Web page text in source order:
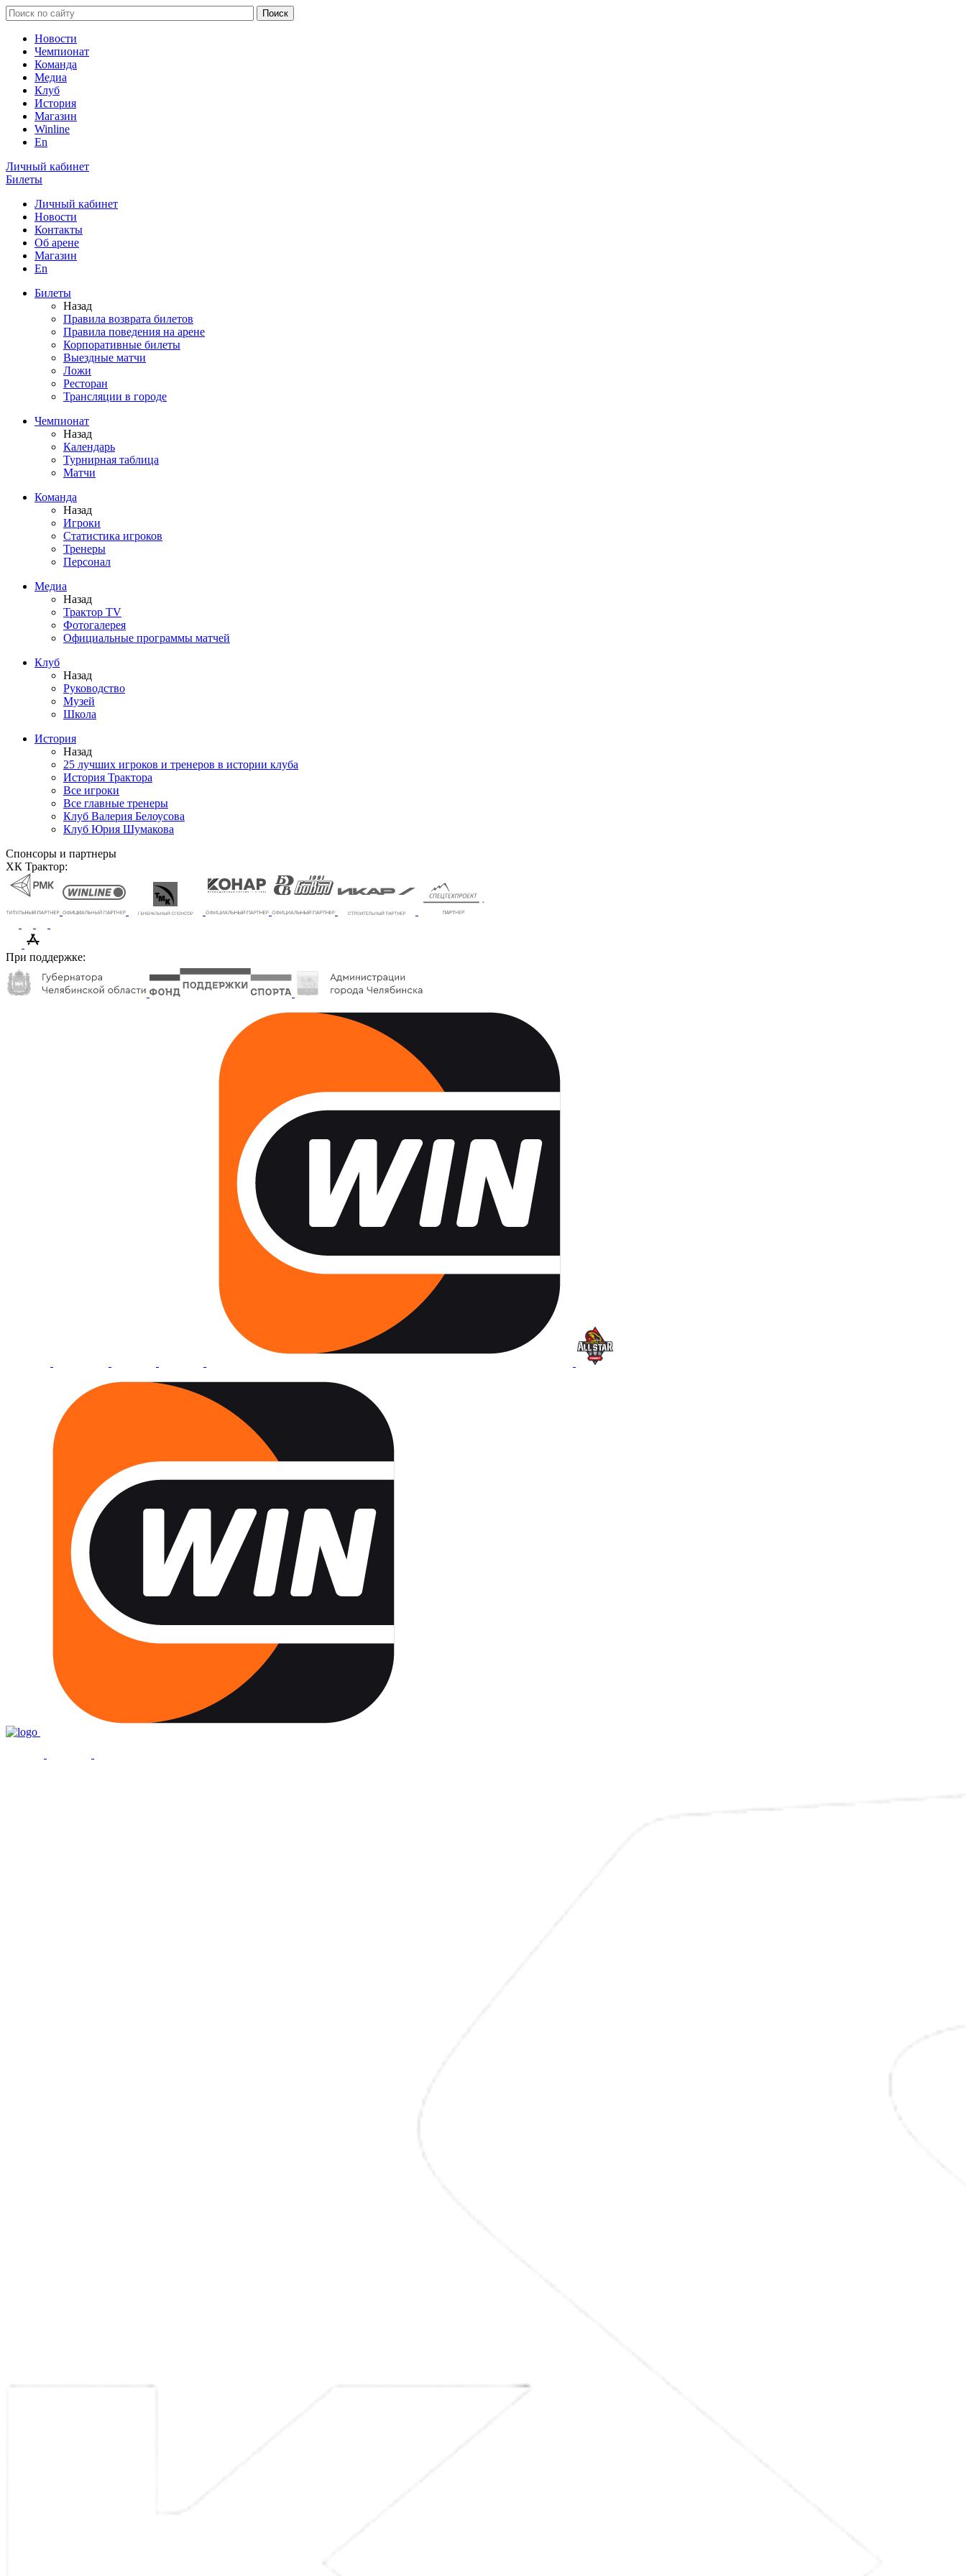
Новости
Чемпионат
Команда
Медиа
Клуб
История
Магазин
Winline
En
Личный кабинет
Билеты
Личный кабинет
Новости
Контакты
Об арене
Магазин
En
Билеты
Назад
Правила возврата билетов
Правила поведения на арене
Корпоративные билеты
Выездные матчи
Ложи
Ресторан
Трансляции в городе
Чемпионат
Назад
Календарь
Турнирная таблица
Матчи
Команда
Назад
Игроки
Статистика игроков
Тренеры
Персонал
Медиа
Назад
Трактор TV
Фотогалерея
Официальные программы матчей
Клуб
Назад
Руководство
Музей
Школа
История
Назад
25 лучших игроков и тренеров в истории клуба
История Трактора
Все игроки
Все главные тренеры
Клуб Валерия Белоусова
Клуб Юрия Шумакова
Спонсоры и партнеры
ХК Трактор:
При поддержке: